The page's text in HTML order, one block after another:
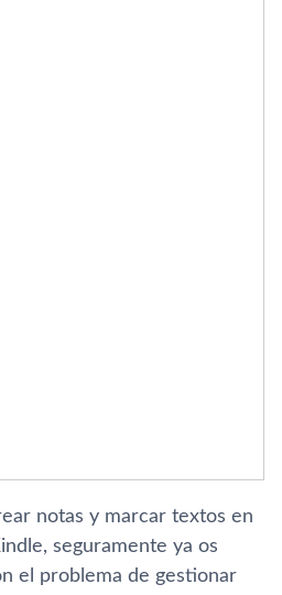
notas y marcar textos en
seguramente ya os
el problema de gestionar